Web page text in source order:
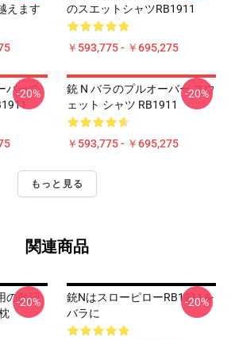
えます
のスエットシャツRB1911
￥593,775 - ￥695,275
バーの
-20%
銃 N バラのプルオーバー スウ
ェット シャツ RB1911
￥593,775 - ￥695,275
-20%
もっと見る
関連商品
の歌詞
-20%
銃nはスローピローRB1911を
バラに
-20%